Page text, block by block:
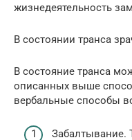
жизнедеятельность
В состоянии транса
В состояние транса
описанных выше
вербальные способы
Забалтывание.